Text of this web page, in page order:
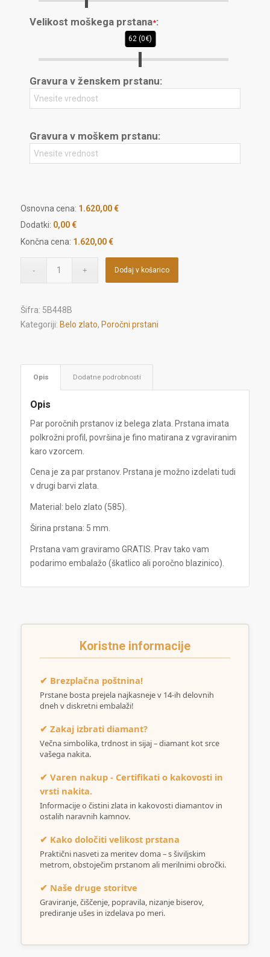
Velikost moškega prstana*:
62 (0€)
Gravura v ženskem prstanu:
Gravura v moškem prstanu:
Osnovna cena: 1.620,00€
Dodatki: 0,00 €
Končna cena: 1.620,00 €
Dodaj v košarico
Šifra: 5B448B
Kategoriji: Belo zlato, Poročni prstani
Opis Dodatne podrobnosti
Opis
Par poročnih prstanov iz belega zlata. Prstana imata
polkrožni profil, površina je fino matirana z vgraviranim
karo vzorcem.
Cena je za par prstanov. Prstana je možno izdelati tudi
v drugi barvi zlata.
Material: belo zlato (585).
Širina prstana: 5 mm.
Prstana vam graviramo GRATIS. Prav tako vam
podarimo embalažo (škatlico ali poročno blazinico).
Koristne informacije
✔ Brezplačna poštnina!
Prstane bosta prejela najkasneje v 14-ih delovnih
dneh v diskretni embalaži!
✔ Zakaj izbrati diamant?
Večna simbolika, trdnost in sijaj – diamant kot srce
vašega nakita.
✔ Varen nakup - Certifikati o kakovosti in
vrsti nakita.
Informacije o čistini zlata in kakovosti diamantov in
ostalih naravnih kamnov.
✔ Kako določiti velikost prstana
Praktični nasveti za meritev doma – s šiviljskim
metrom, obstoječim prstanom ali merilnimi obročki.
✔ Naše druge storitve
Graviranje, čiščenje, popravila, nizanje biserov,
prediranje ušes in izdelava po meri.